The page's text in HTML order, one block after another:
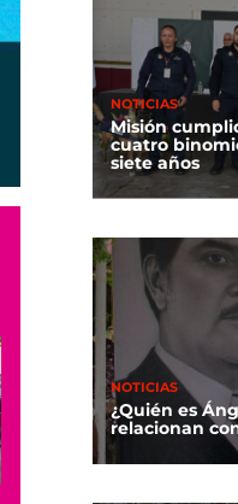
NOTICIAS
Misión
cuatro
siete años
NOTICIAS
¿Quién es
relacionan